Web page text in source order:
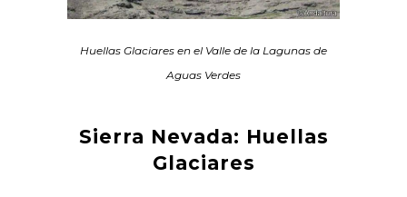
Huellas Glaciares en el Valle de la Lagunas de
Aguas Verdes
Sierra Nevada: Huellas
Glaciares